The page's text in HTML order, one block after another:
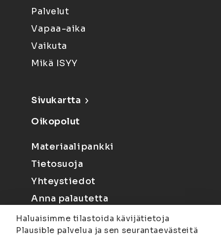
Palvelut
Vapaa-aika
Vaikuta
Mikä ISYY
Sivukartta
Oikopolut
Materiaalipankki
Tietosuoja
Yhteystiedot
Anna palautetta
Haluaisimme tilastoida kävijätietoja
Plausible palvelua ja sen seurantaevästeitä